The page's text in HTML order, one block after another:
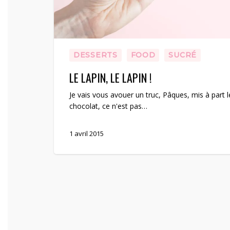
DESSERTS FOOD SUCRÉ
LE LAPIN, LE LAPIN !
Je vais vous avouer un truc, Pâques, mis à part
chocolat, ce n'est pas…
1 avril 2015